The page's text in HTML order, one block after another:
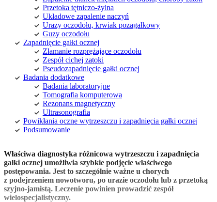
Przetoka tętniczo-żylna
Układowe zapalenie naczyń
Urazy oczodołu, krwiak pozagałkowy
Guzy oczodołu
Zapadnięcie gałki ocznej
Złamanie rozprężające oczodołu
Zespół cichej zatoki
Pseudozapadnięcie gałki ocznej
Badania dodatkowe
Badania laboratoryjne
Tomografia komputerowa
Rezonans magnetyczny
Ultrasonografia
Powikłania oczne wytrzeszczu i zapadnięcia gałki ocznej
Podsumowanie
Właściwa diagnostyka różnicowa wytrzeszczu i zapadnięcia
gałki ocznej umożliwia szybkie podjęcie właściwego
postępowania. Jest to szczególnie ważne u chorych
z podejrzeniem nowotworu, po urazie oczodołu lub z przetoką
szyjno-jamistą. Leczenie powinien prowadzić zespół
wielospecjalistyczny.